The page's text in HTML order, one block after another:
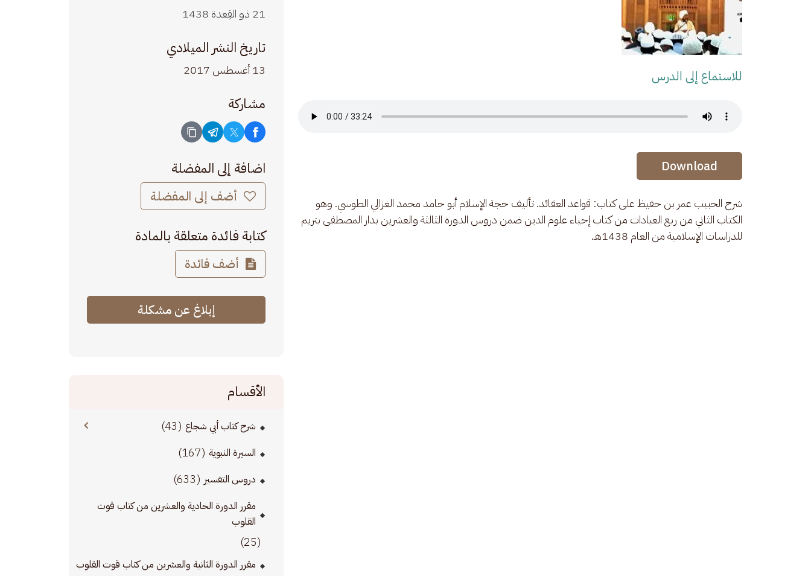
للاستماع إلى الدرس
Audio Stream
Audio Stream
Download
شرح الحبيب عمر بن حفيظ على كتاب: قواعد العقائد. تأليف حجة الإسلام أبو حامد محمد الغزالي الطوسي. وهو
الكتاب الثاني من ربع العبادات من كتاب إحياء علوم الدين ضمن دروس الدورة الثالثة والعشرين بدار المصطفى بتريم
للدراسات الإسلامية من العام 1438هـ.
21 ذو القِعدة 1438
تاريخ النشر الميلادي
13 أغسطس 2017
مشاركة
اضافة إلى المفضلة
أضف إلى المفضلة
كتابة فائدة متعلقة بالمادة
أضف فائدة
إبلاغ عن مشكلة
الأقسام
شرح كتاب أبي شجاع (43)
السيرة النبوية (167)
دروس التفسير (633)
مقرر الدورة الحادية والعشرين من كتاب قوت
القلوب
(25)
مقرر الدورة الثانية والعشرين من كتاب قوت القلوب